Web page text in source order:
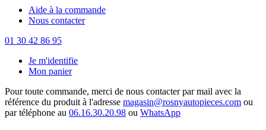
Aide à la commande
Nous contacter
01 30 42 86 95
Je m'identifie
Mon panier
Pour toute commande, merci de nous contacter par mail avec la
référence du produit à l'adresse magasin@rosnyautopieces.com ou
par téléphone au 06.16.30.20.98 ou WhatsApp